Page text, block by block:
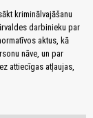
kriminālvajāšanu
darbinieku par
aktus, kā
nāve, un par
attiecīgas atļaujas,